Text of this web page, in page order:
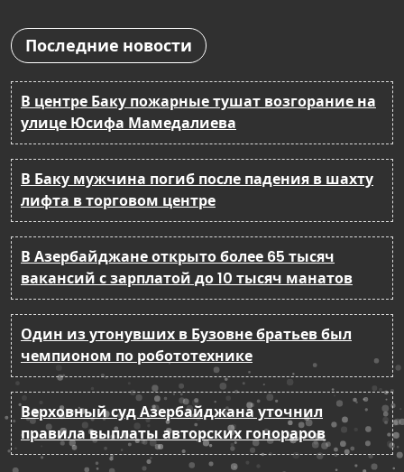
Последние новости
В центре Баку пожарные тушат возгорание на
улице Юсифа Мамедалиева
В Баку мужчина погиб после падения в шахту
лифта в торговом центре
В Азербайджане открыто более 65 тысяч
вакансий с зарплатой до 10 тысяч манатов
Один из утонувших в Бузовне братьев был
чемпионом по робототехнике
Верховный суд Азербайджана уточнил
правила выплаты авторских гонораров